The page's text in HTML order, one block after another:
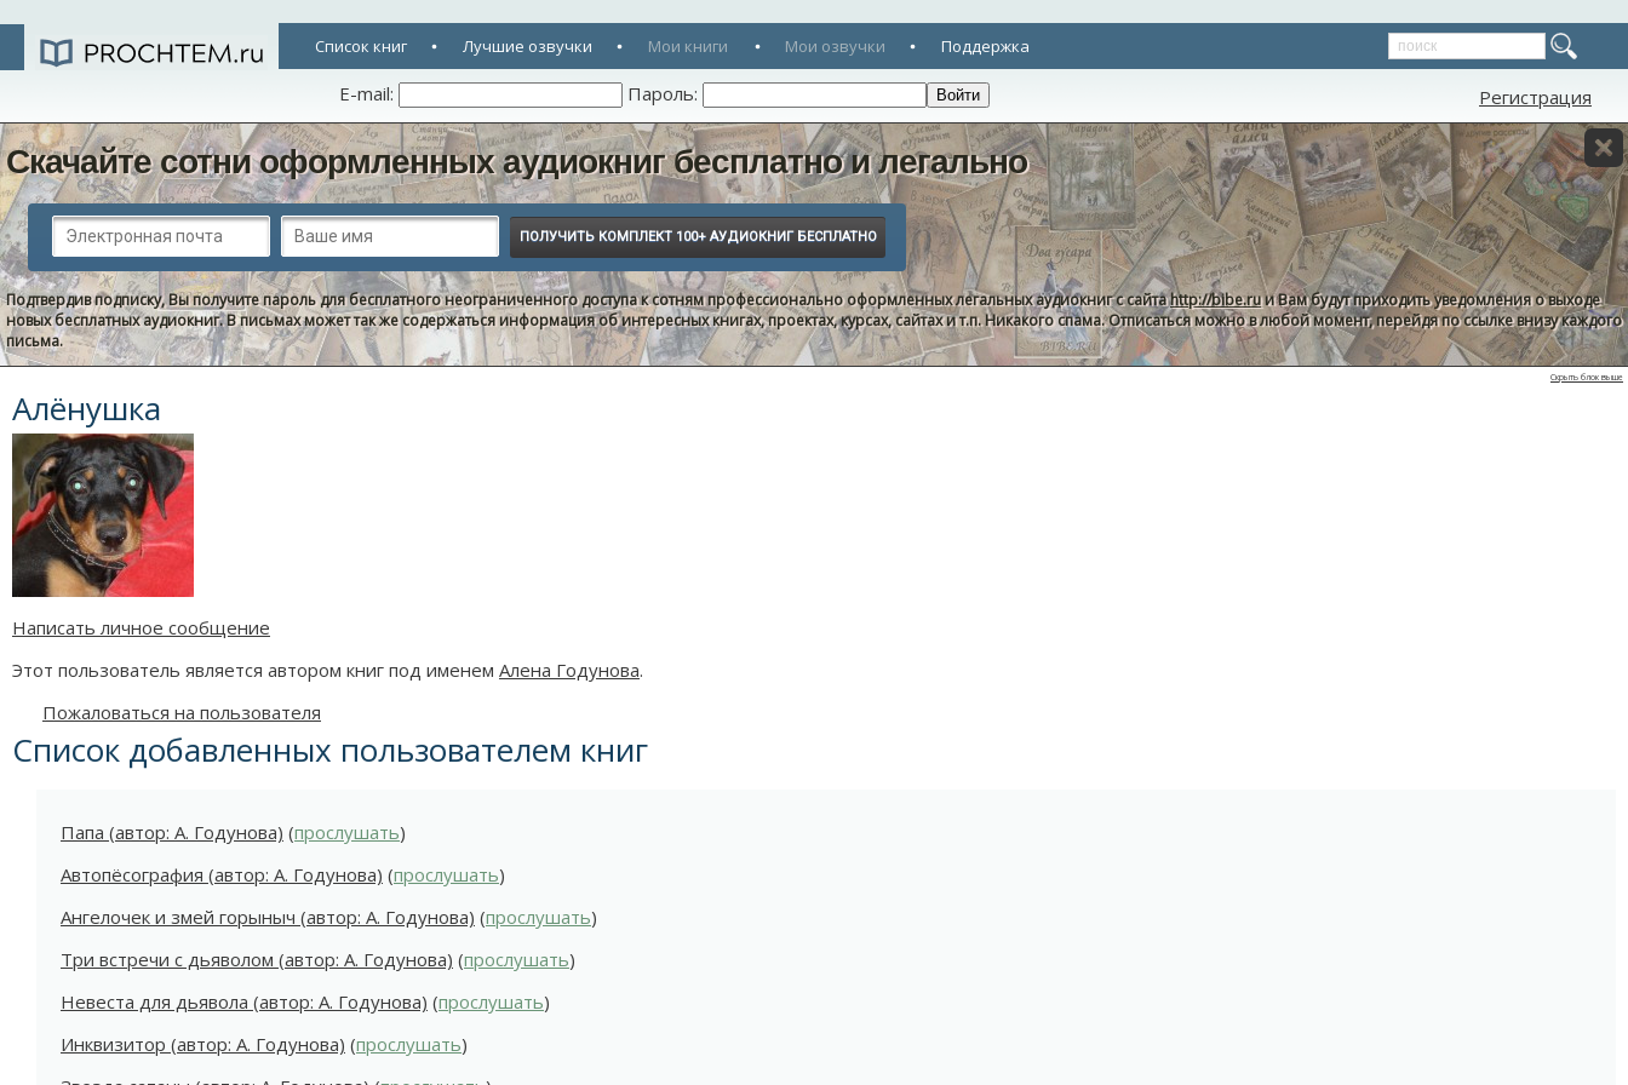
Список книг Лучшие озвучки Мои книги Мои озвучки Поддержка
E-mail: Пароль: Регистрация
Скачайте сотни оформленных аудиокниг бесплатно и легально
Подтвердив подписку, Вы получите пароль для бесплатного неограниченного доступа к сотням профессионально оформленных легальных аудиокниг с сайтаhttp://bibe.ruи Вам будут приходить уведомления о выходе
новых бесплатных аудиокниг. В письмах может так же содержаться информация об интересных книгах, проектах, курсах, сайтах и т.п. Никакого спама. Отписаться можно в любой момент, перейдя по ссылке внизу каждого
письма.
Скрыть блок выше
Алёнушка
Написать личное сообщение
Этот пользователь является автором книг под именем Алена Годунова.
Пожаловаться на пользователя
Список добавленных пользователем книг
Папа (автор: А. Годунова) (прослушать)
Автопёсография (автор: А. Годунова) (прослушать)
Ангелочек и змей горыныч (автор: А. Годунова) (прослушать)
Три встречи с дьяволом (автор: А. Годунова) (прослушать)
Невеста для дьявола (автор: А. Годунова) (прослушать)
Инквизитор (автор: А. Годунова) (прослушать)